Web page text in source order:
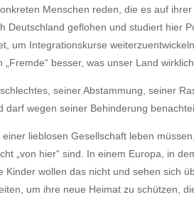
Menschen reden, die es auf
geflohen und studiert hier
um Integrationskurse
besser, was unser Land
seiner Abstammung, seiner
wegen seiner Behinderung
lieblosen Gesellschaft leben
„von hier“ sind. In einem Europa, in
wollen das nicht und sehen sich
um ihre neue Heimat zu schützen,